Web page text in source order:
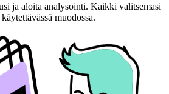
ja aloita analysointi. Kaikki valitsemasi
muodossa.